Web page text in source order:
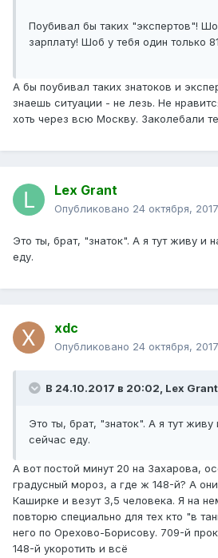
Поубивал бы таких "экспертов"!
зарплату! Шоб у тебя один только
А бы поубивал таких знатоков и
знаешь ситуации - не лезь. Не
хоть через всю Москву. Заколебали
Lex Grant
Опубликовано 24 октября, 2017
Это ты, брат, "знаток". А я тут живу и
еду.
xdc
Опубликовано 24 октября, 2017
В 24.10.2017 в 20:02, Lex Grant
Это ты, брат, "знаток". А я тут
сейчас еду.
А вот постой минут 20 на Захарова,
градусный мороз, а где ж 148-й? А
Каширке и везут 3,5 человека. Я на
повторю специально для тех кто "в
него по Орехово-Борисову. 709-й
148-й укоротить и всё